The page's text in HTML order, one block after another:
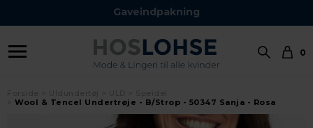
Gaveindpakning
0
Wool & Tencel Undertrøje - B/Strop - 50347 Sanja - Rosa